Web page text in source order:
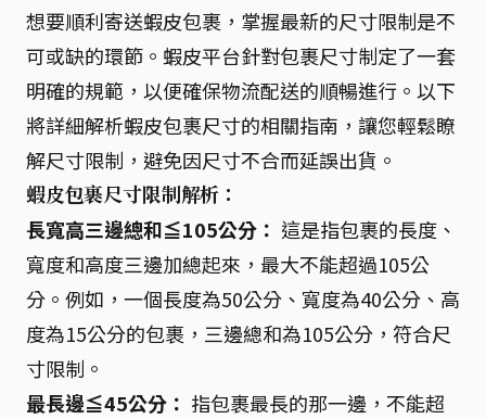
想要順利寄送蝦皮包裹，掌握最新的尺寸限制是不
可或缺的環節。蝦皮平台針對包裹尺寸制定了一套
明確的規範，以便確保物流配送的順暢進行。以下
將詳細解析蝦皮包裹尺寸的相關指南，讓您輕鬆瞭
解尺寸限制，避免因尺寸不合而延誤出貨。
蝦皮包裹尺寸限制解析：
長寬高三邊總和≦105公分： 這是指包裹的長度、
寬度和高度三邊加總起來，最大不能超過105公
分。例如，一個長度為50公分、寬度為40公分、高
度為15公分的包裹，三邊總和為105公分，符合尺
寸限制。
最長邊≦45公分： 指包裹最長的那一邊，不能超